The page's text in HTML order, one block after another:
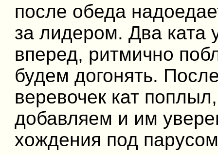
после обеда
за лидером. Два ката
вперед, ритмично
будем догонять.
веревочек кат
добавляем и им
хождения под